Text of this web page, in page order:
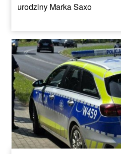
urodziny Marka Saxo